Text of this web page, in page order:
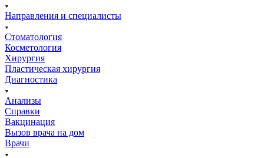
Направления и специалисты
Стоматология
Косметология
Хирургия
Пластическая хирургия
Диагностика
Анализы
Справки
Вакцинация
Вызов врача на дом
Врачи